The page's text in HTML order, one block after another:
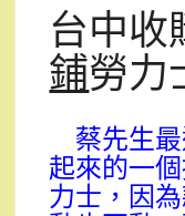
台中
鋪勞力
蔡先生
起來的一
力士，因